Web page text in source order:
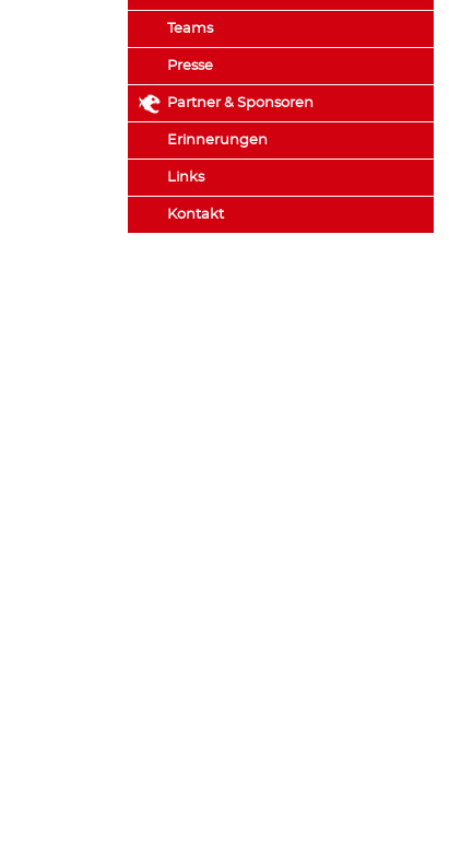
Teams
Presse
Partner & Sponsoren
Erinnerungen
Links
Kontakt